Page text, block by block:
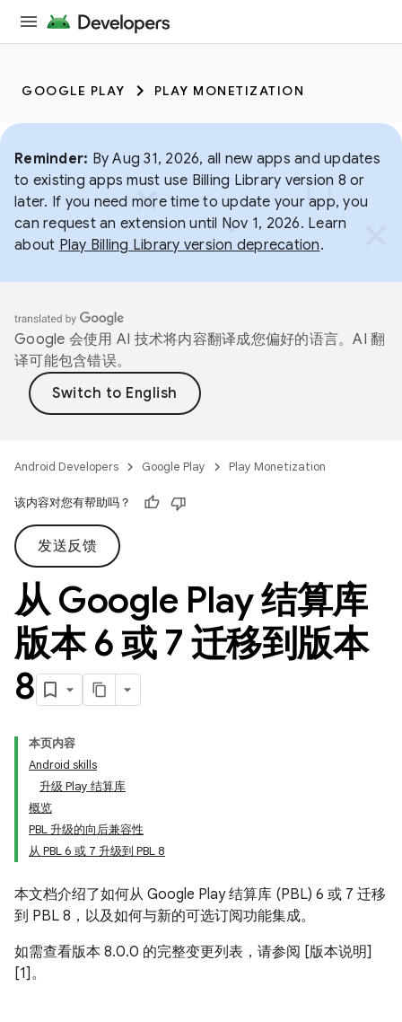
GOOGLE PLAY PLAY MONETIZATION
Reminder: By Aug 31, 2026, all new apps and updates
to existing apps must use Billing Library version 8 or
later. If you need more time to update your app, you
can request an extension until Nov 1, 2026. Learn
about Play Billing Library version deprecation.
Google 会使用 AI 技术将内容翻译成您偏好的语言。AI 翻
译可能包含错误。
Android Developers Google Play Play Monetization
该内容对您有帮助吗？
发送反馈
从 Google Play 结算库
版本 6 或 7 迁移到版本
8
本页内容
Android skills
升级 Play 结算库
概览
PBL 升级的向后兼容性
从 PBL 6 或 7 升级到 PBL 8
本文档介绍了如何从 Google Play 结算库 (PBL) 6 或 7 迁移
到 PBL 8，以及如何与新的可选订阅功能集成。
如需查看版本 8.0.0 的完整变更列表，请参阅 [版本说明]
[1]。